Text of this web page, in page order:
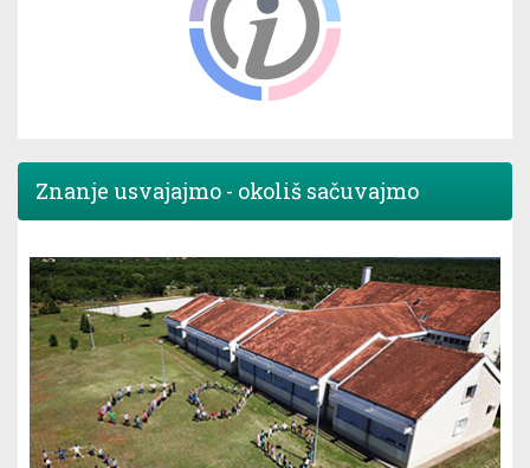
Znanje usvajajmo - okoliš sačuvajmo